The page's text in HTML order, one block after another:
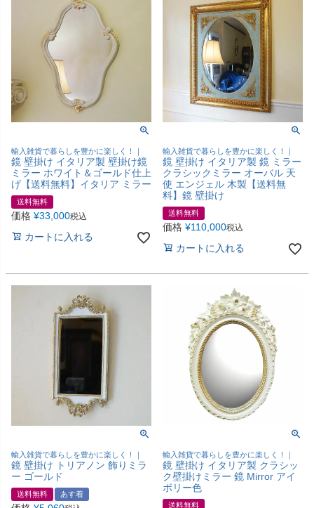
輸入雑貨で暮らしを豊かに楽しく！｜
鏡 壁掛け イタリア製 壁掛け鏡
ミラー ホワイト＆ゴールド仕上
げ【送料無料】イタリア ミラー
送料無料
価格 ¥33,000税込
カートに入れる
輸入雑貨で暮らしを豊かに楽しく！｜
鏡 壁掛け イタリア製 鏡 ミラー
クラシックミラー オーバル 天
使 エンジェル 木製【送料無
料】鏡 壁掛け
送料無料
価格 ¥110,000税込
カートに入れる
輸入雑貨で暮らしを豊かに楽しく！｜
鏡 壁掛け トリアノン 飾りミラ
ー ゴールド
送料無料 あす着
輸入雑貨で暮らしを豊かに楽しく！｜
鏡 壁掛け イタリア製 クラシッ
ク壁掛けミラー 鏡 Mirror アイ
ボリー色
送料無料